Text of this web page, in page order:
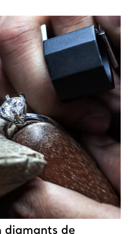
diamants de